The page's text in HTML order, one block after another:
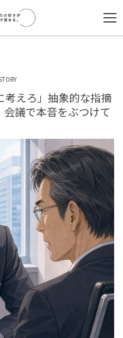
ARENA TOP
ったりなバスローブ7選
応じろよ！」「あまりにも無責
声も。共産・小池氏が辺野古船
考えろ」抽象的な指摘
議で本音をぶつけて